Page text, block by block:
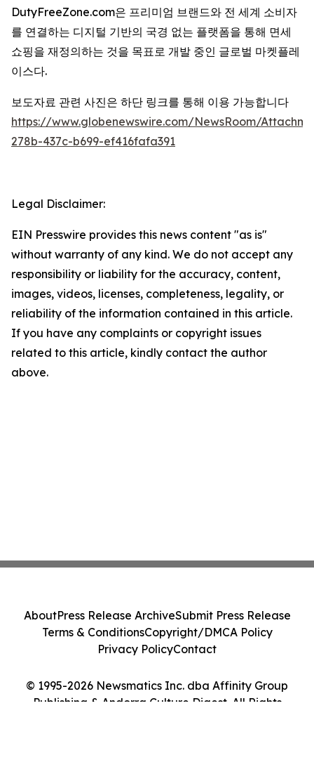
DutyFreeZone.com은 프리미엄 브랜드와 전 세계 소비자
를 연결하는 디지털 기반의 국경 없는 플랫폼을 통해 면세
쇼핑을 재정의하는 것을 목표로 개발 중인 글로벌 마켓플레
이스다.
보도자료 관련 사진은 하단 링크를 통해 이용 가능합니다
https://www.globenewswire.com/NewsRoom/
278b-437c-b699-ef416fafa391
Legal Disclaimer:
EIN Presswire provides this news content "as is"
without warranty of any kind. We do not accept any
responsibility or liability for the accuracy, content,
images, videos, licenses, completeness, legality, or
reliability of the information contained in this article.
If you have any complaints or copyright issues
related to this article, kindly contact the author
above.
© 1995-2026 Newsmatics Inc. dba Affinity Group
Publishing & Andorra Culture Digest. All Rights
AboutPress Release ArchiveSubmit Press Release
Terms & ConditionsCopyright/DMCA Policy
Privacy PolicyContact